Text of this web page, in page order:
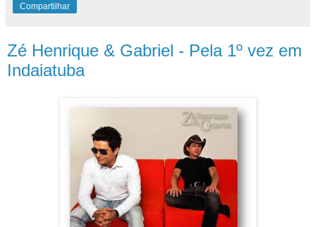
Compartilhar
Zé Henrique & Gabriel - Pela 1º vez em
Indaiatuba